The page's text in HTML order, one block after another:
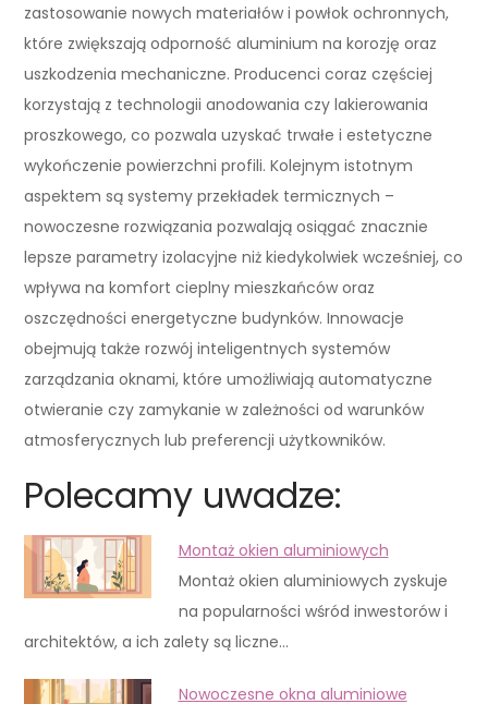
zastosowanie nowych materiałów i powłok ochronnych,
które zwiększają odporność aluminium na korozję oraz
uszkodzenia mechaniczne. Producenci coraz częściej
korzystają z technologii anodowania czy lakierowania
proszkowego, co pozwala uzyskać trwałe i estetyczne
wykończenie powierzchni profili. Kolejnym istotnym
aspektem są systemy przekładek termicznych –
nowoczesne rozwiązania pozwalają osiągać znacznie
lepsze parametry izolacyjne niż kiedykolwiek wcześniej, co
wpływa na komfort cieplny mieszkańców oraz
oszczędności energetyczne budynków. Innowacje
obejmują także rozwój inteligentnych systemów
zarządzania oknami, które umożliwiają automatyczne
otwieranie czy zamykanie w zależności od warunków
atmosferycznych lub preferencji użytkowników.
Polecamy uwadze:
Montaż okien aluminiowych
Montaż okien aluminiowych zyskuje
na popularności wśród inwestorów i
architektów, a ich zalety są liczne…
Nowoczesne okna aluminiowe